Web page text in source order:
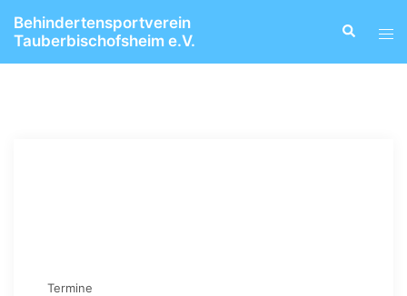
Inhalt
Behindertensportverein
Tauberbischofsheim e.V.
Suche
Termine